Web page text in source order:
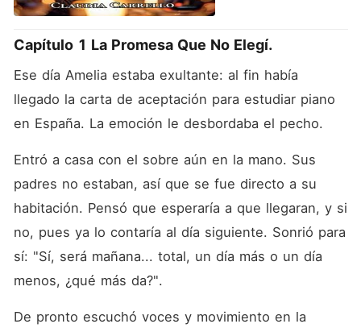
unirse a Darío, un hombre de
marcado por la pérdida, sin
imaginar que tras su
una ternura capaz de
desarmarla. Entre la
obligación y el deseo, entre
la verdad y lo que ambos
entrelazan en una relación
donde las promesas nacen a
media luz, allí donde el amor
termina siendo imposible de
ocultar.
Capítulo 1 La Promesa Que No Elegí.
Ese día Amelia estaba exultante: al fin había
llegado la carta de aceptación para estudiar piano
en España. La emoción le desbordaba el pecho.
Entró a casa con el sobre aún en la mano. Sus
padres no estaban, así que se fue directo a su
habitación. Pensó que esperaría a que llegaran, y si
no, pues ya lo contaría al día siguiente. Sonrió para
sí: "Sí, será mañana... total, un día más o un día
menos, ¿qué más da?".
De pronto escuchó voces y movimiento en la